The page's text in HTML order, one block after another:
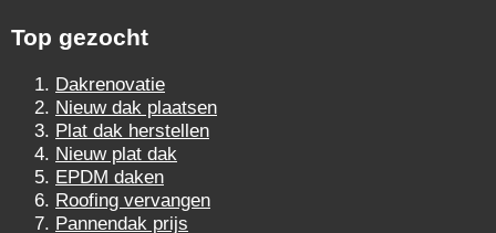
Top gezocht
Dakrenovatie
Nieuw dak plaatsen
Plat dak herstellen
Nieuw plat dak
EPDM daken
Roofing vervangen
Pannendak prijs